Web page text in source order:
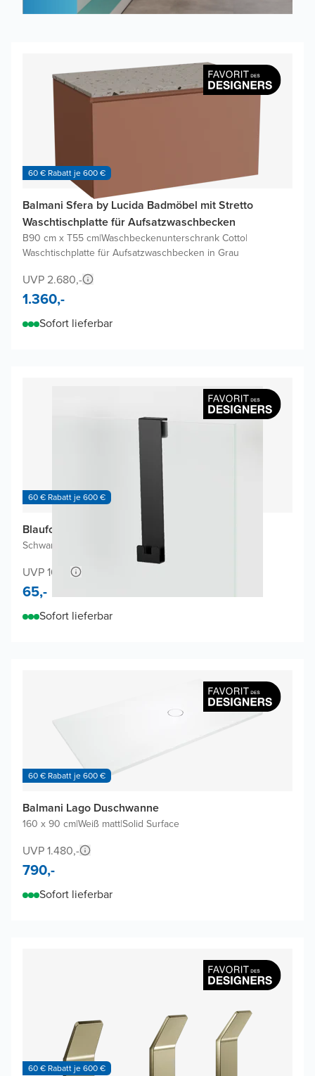
60 € Rabatt je 600 €
Balmani Sfera by Lucida Badmöbel mit Stretto
Waschtischplatte für Aufsatzwaschbecken
B90 cm x T55 cm|Waschbeckenunterschrank Cotto|
Waschtischplatte für Aufsatzwaschbecken in Grau
UVP 2.680,-
1.360,-
Sofort lieferbar
60 € Rabatt je 600 €
Blaufoss Gulio Handtuchhaken
Schwarz matt Edelstahl
UVP 109,-
65,-
Sofort lieferbar
60 € Rabatt je 600 €
Balmani Lago Duschwanne
160 x 90 cm|Weiß matt|Solid Surface
UVP 1.480,-
790,-
Sofort lieferbar
60 € Rabatt je 600 €